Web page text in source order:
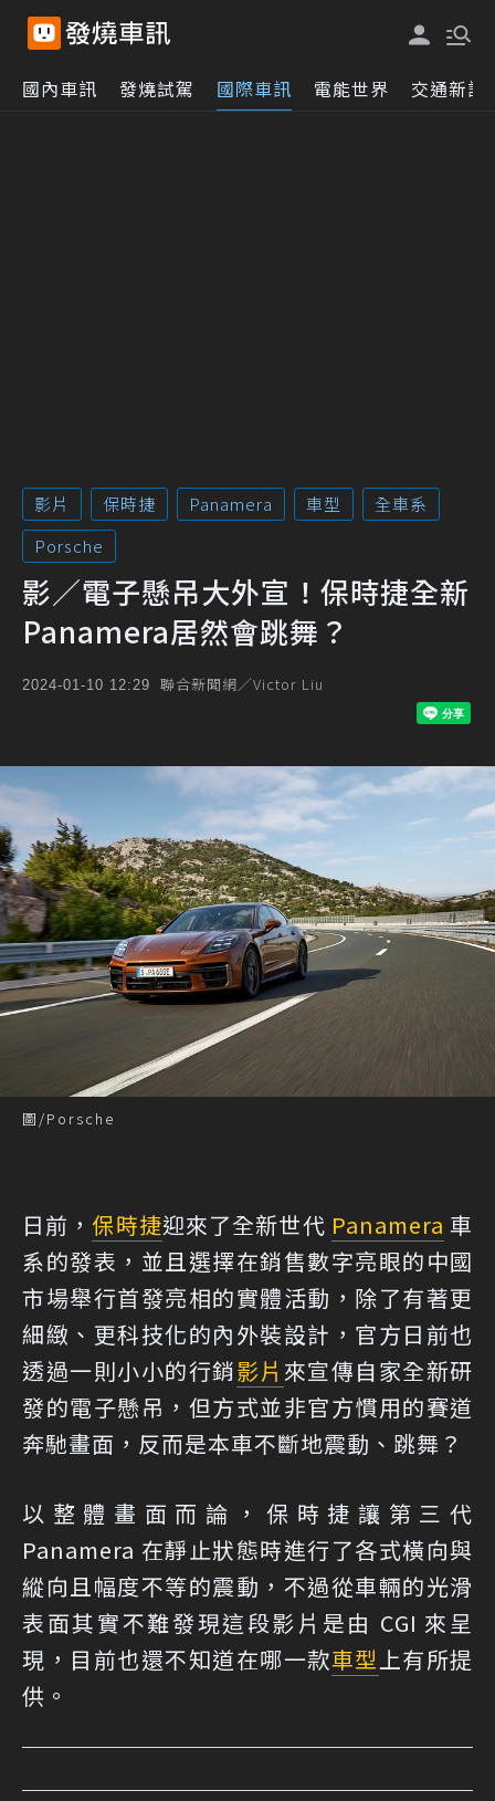
國內車訊 發燒試駕 國際車訊 電能世界 交通新訊
影片 保時捷 Panamera 車型
全車系
Porsche
影／電子懸吊大外宣！保時捷全新
Panamera居然會跳舞？
2024-01-10 12:29 聯合新聞網／Victor Liu
圖/Porsche
日前，保時捷迎來了全新世代 Panamera 車
系的發表，並且選擇在銷售數字亮眼的中國
市場舉行首發亮相的實體活動，除了有著更
細緻、更科技化的內外裝設計，官方日前也
透過一則小小的行銷影片 來宣傳自家全新研
發的電子懸吊，但方式並非官方慣用的賽道
奔馳畫面，反而是本車不斷地震動、跳舞？
以整體畫面而論，保時捷讓第三代
Panamera 在靜止狀態時進行了各式橫向與
縱向且幅度不等的震動，不過從車輛的光滑
表面其實不難發現這段影片是由 CGI 來呈
現，目前也還不知道在哪一款車型上有所提
供。